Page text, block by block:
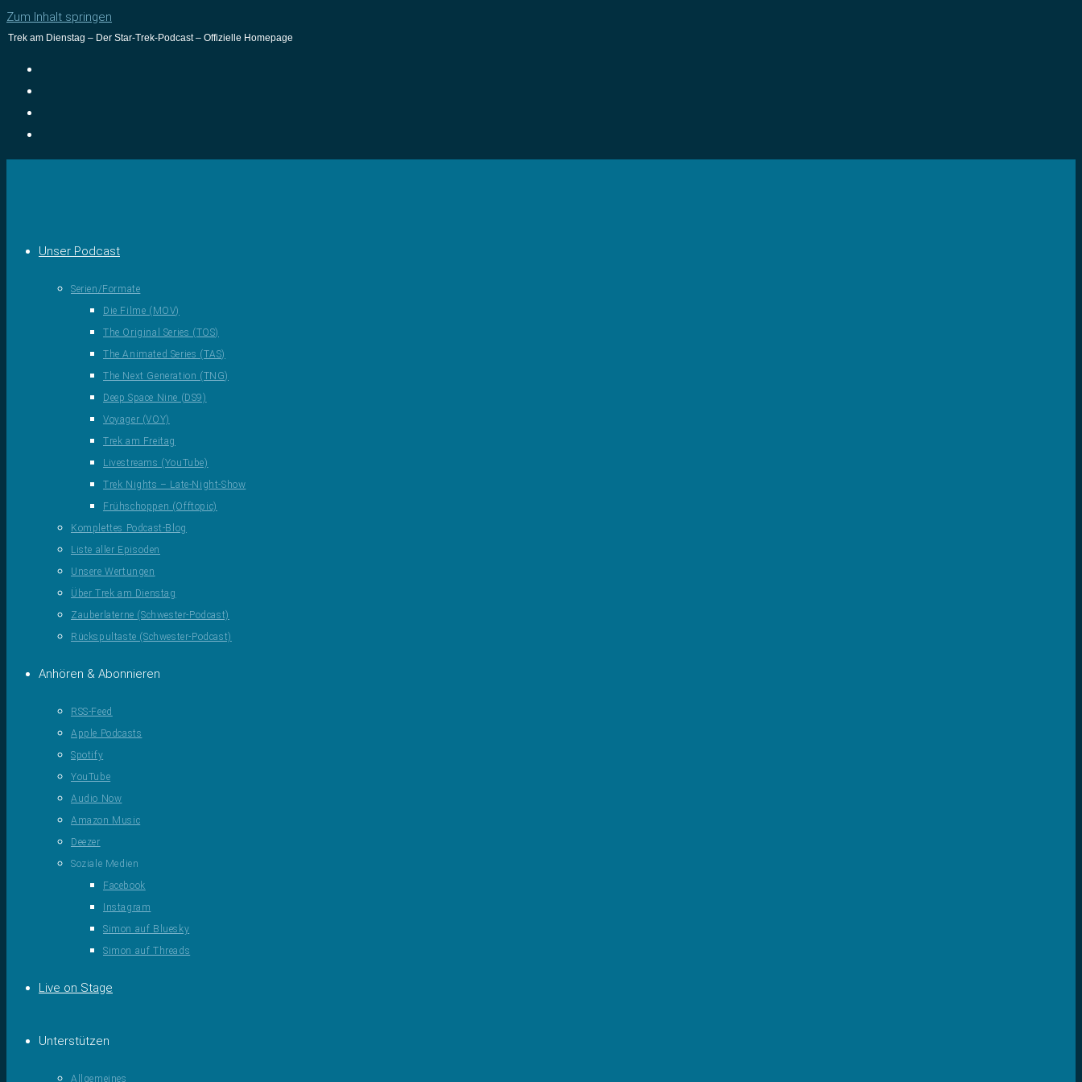
Zum Inhalt springen
Trek am Dienstag – Der Star-Trek-Podcast – Offizielle Homepage
Unser Podcast
Serien/Formate
Die Filme (MOV)
The Original Series (TOS)
The Animated Series (TAS)
The Next Generation (TNG)
Deep Space Nine (DS9)
Voyager (VOY)
Trek am Freitag
Livestreams (YouTube)
Trek Nights – Late-Night-Show
Frühschoppen (Offtopic)
Komplettes Podcast-Blog
Liste aller Episoden
Unsere Wertungen
Über Trek am Dienstag
Zauberlaterne (Schwester-Podcast)
Rückspultaste (Schwester-Podcast)
Anhören & Abonnieren
RSS-Feed
Apple Podcasts
Spotify
YouTube
Audio Now
Amazon Music
Deezer
Soziale Medien
Facebook
Instagram
Simon auf Bluesky
Simon auf Threads
Live on Stage
Unterstützen
Allgemeines